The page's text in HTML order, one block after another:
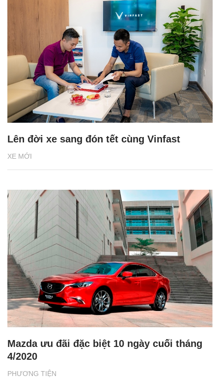
XE MỚI
Lên đời xe sang đón tết cùng Vinfast
PHƯƠNG TIỆN
Mazda ưu đãi đặc biệt 10 ngày cuối tháng
4/2020